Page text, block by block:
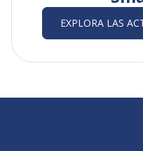
EXPLORA LAS